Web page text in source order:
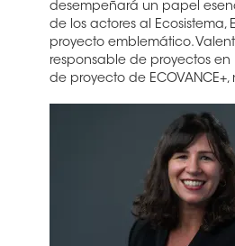
desempeñará un papel
de los actores al Ecosistema,
proyecto emblemático.
responsable de proyectos en
de proyecto de